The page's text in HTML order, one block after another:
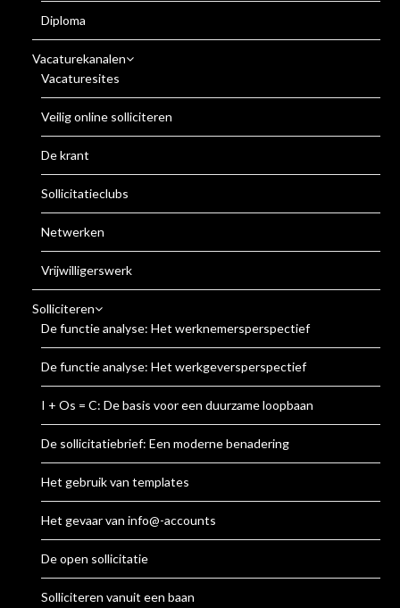
Diploma
Vacaturekanalen
Vacaturesites
Veilig online solliciteren
De krant
Sollicitatieclubs
Netwerken
Vrijwilligerswerk
Solliciteren
De functie analyse: Het werknemersperspectief
De functie analyse: Het werkgeversperspectief
I + Os = C: De basis voor een duurzame loopbaan
De sollicitatiebrief: Een moderne benadering
Het gebruik van templates
Het gevaar van info@-accounts
De open sollicitatie
Solliciteren vanuit een baan